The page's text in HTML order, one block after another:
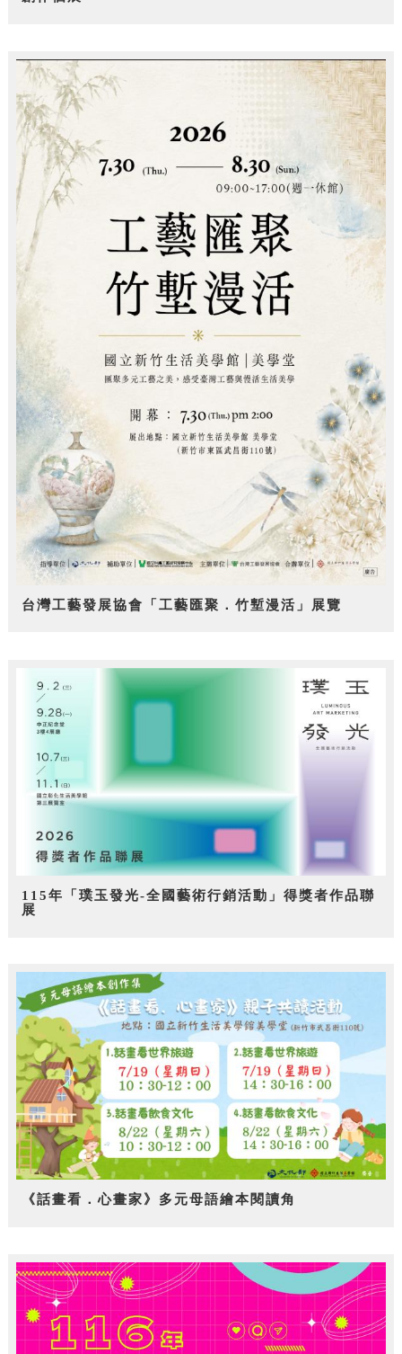
台灣工藝發展協會「工藝匯聚．竹塹漫活」展覽
115年「璞玉發光-全國藝術行銷活動」得獎者作品聯
展
《話畫看．心畫家》多元母語繪本閱讀角